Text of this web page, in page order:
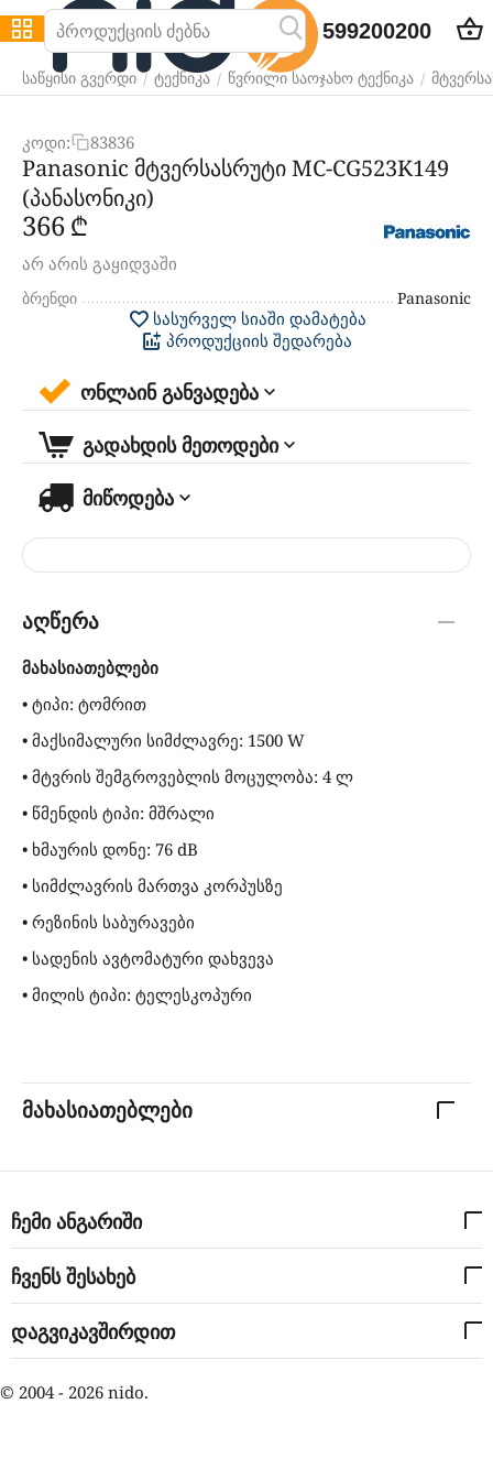
599200200
საწყისი გვერდი / ტექნიკა / წვრილი საოჯახო ტექნიკა /
კოდი: 83836
Panasonic მტვერსასრუტი MC-CG523K149
(პანასონიკი)
‍366‍₾
არ არის გაყიდვაში
ბრენდი Panasonic
სასურველ სიაში დამატება
პროდუქციის შედარება
ონლაინ განვადება
გადახდის მეთოდები
მიწოდება
აღწერა
მახასიათებლები
• ტიპი: ტომრით
• მაქსიმალური სიმძლავრე: 1500 W
• მტვრის შემგროვებლის მოცულობა: 4 ლ
• წმენდის ტიპი: მშრალი
• ხმაურის დონე: 76 dB
• სიმძლავრის მართვა კორპუსზე
• რეზინის საბურავები
• სადენის ავტომატური დახვევა
• მილის ტიპი: ტელესკოპური
მახასიათებლები
ჩემი ანგარიში
ჩვენს შესახებ
დაგვიკავშირდით
© 2004 - 2026 nido.